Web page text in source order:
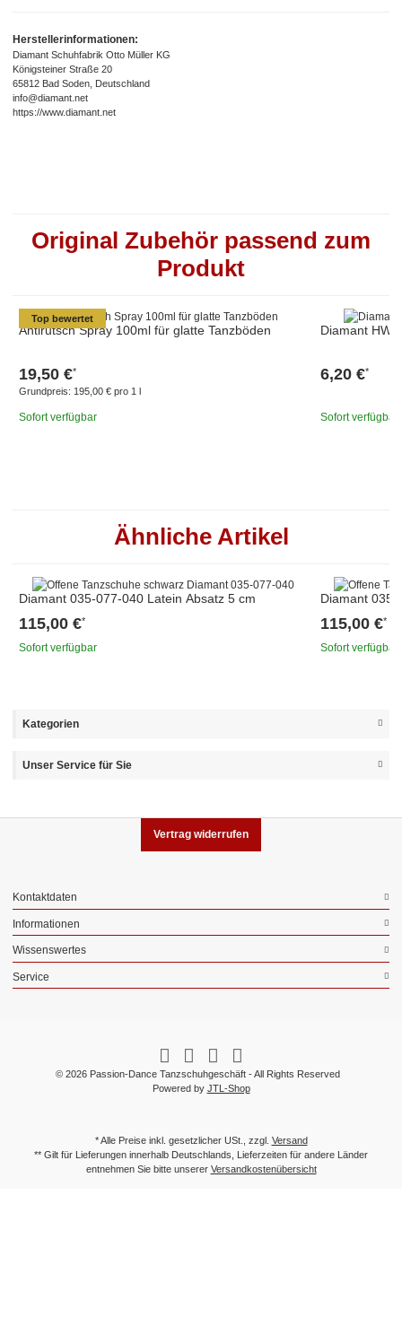
Herstellerinformationen:
Diamant Schuhfabrik Otto Müller KG
Königsteiner Straße 20
65812 Bad Soden, Deutschland
info@diamant.net
https://www.diamant.net
Original Zubehör passend zum
Produkt
Top bewertet
Antirutsch Spray 100ml für glatte Tanzböden
19,50 €*
Grundpreis: 195,00 € pro 1 l
Sofort verfügbar
Diamant
6,20 €*
Sofort verfügbar
Ähnliche Artikel
Diamant 035-077-040 Latein Absatz 5 cm
115,00 €*
Sofort verfügbar
Diamant 035-
115,00 €*
Sofort verfügbar
Kategorien
Unser Service für Sie
Vertrag widerrufen
Kontaktdaten
Informationen
Wissenswertes
Service
© 2026 Passion-Dance Tanzschuhgeschäft - All Rights Reserved
Powered by JTL-Shop
* Alle Preise inkl. gesetzlicher USt., zzgl. Versand
** Gilt für Lieferungen innerhalb Deutschlands, Lieferzeiten für andere Länder
entnehmen Sie bitte unserer Versandkostenübersicht